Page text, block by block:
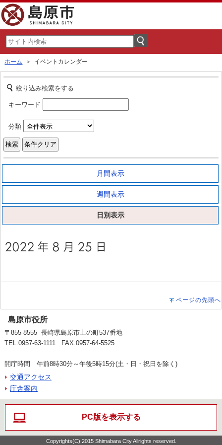
ホーム ＞ イベントカレンダー
絞り込み検索をする
キーワード
分類
月間表示
週間表示
日別表示
ページの先頭へ
島原市役所
〒855-8555 長崎県島原市上の町537番地
TEL:0957-63-1111 FAX:0957-64-5525
開庁時間 午前8時30分～午後5時15分(土・日・祝日を除く)
交通アクセス
庁舎案内
PC版を表示する
Copyrights(C) 2015 Shimabara City Allrights reserved.